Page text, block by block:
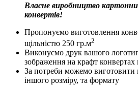
Власне виробництво
конвертів!
Пропонуємо виготовлення
щільністю 250 гр.м2
Виконуємо друк вашого
зображення на крафт
За потреби можемо виготовити
іншого розміру, та формату